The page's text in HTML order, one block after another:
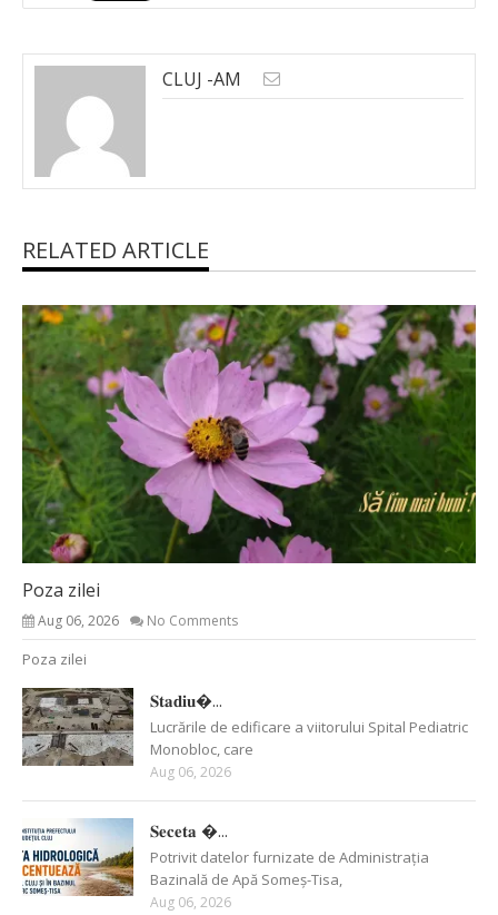
CLUJ -AM
RELATED ARTICLE
Poza zilei
Aug 06, 2026 No Comments
Poza zilei
𝐒𝐭𝐚𝐝𝐢𝐮�...
Lucrările de edificare a viitorului Spital Pediatric
Monobloc, care
Aug 06, 2026
𝐒𝐞𝐜𝐞𝐭𝐚 �...
Potrivit datelor furnizate de Administrația
Bazinală de Apă Someș-Tisa,
Aug 06, 2026